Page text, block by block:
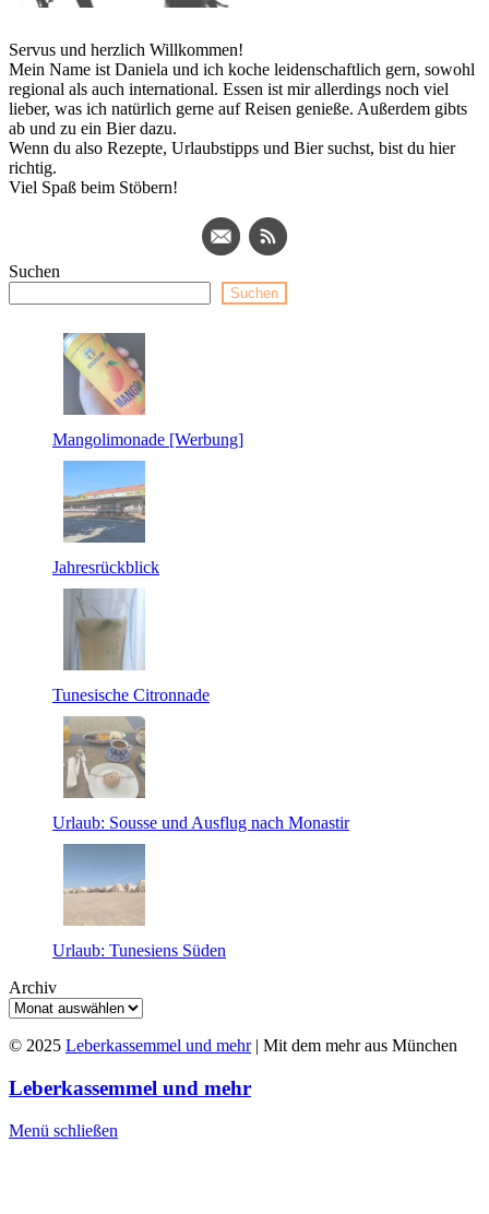
Servus und herzlich Willkommen!
Mein Name ist Daniela und ich koche leidenschaftlich gern, sowohl
regional als auch international. Essen ist mir allerdings noch viel
lieber, was ich natürlich gerne auf Reisen genieße. Außerdem gibts
ab und zu ein Bier dazu.
Wenn du also Rezepte, Urlaubstipps und Bier suchst, bist du hier
richtig.
Viel Spaß beim Stöbern!
Suchen
Suchen
Mangolimonade [Werbung]
Jahresrückblick
Tunesische Citronnade
Urlaub: Sousse und Ausflug nach Monastir
Urlaub: Tunesiens Süden
Archiv
© 2025 Leberkassemmel und mehr| Mit dem mehr aus München
Leberkassemmel und mehr
Menü schließen